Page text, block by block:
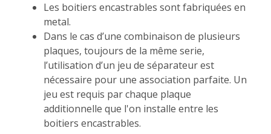
Les boitiers encastrables sont fabriquées en
metal.
Dans le cas d’une combinaison de plusieurs
plaques, toujours de la même serie,
l’utilisation d’un jeu de séparateur est
nécessaire pour une association parfaite. Un
jeu est requis par chaque plaque
additionnelle que l'on installe entre les
boitiers encastrables.